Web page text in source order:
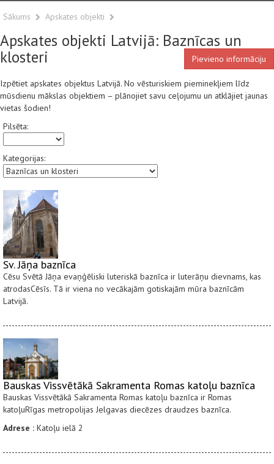
Sākums Apskates objekti
Apskates objekti Latvijā: Baznīcas un
klosteri
Pievieno informāciju
Izpētiet apskates objektus Latvijā. No vēsturiskiem pieminekļiem līdz
mūsdienu mākslas objektiem – plānojiet savu ceļojumu un atklājiet jaunas
vietas šodien!
Pilsēta:
Kategorijas:
Sv. Jāņa baznīca
Cēsu Svētā Jāņa evaņģēliski luteriskā baznīca ir luterāņu dievnams, kas
atrodasCēsīs. Tā ir viena no vecākajām gotiskajām mūra baznīcām
Latvijā.
Bauskas Vissvētākā Sakramenta Romas katoļu baznīca
Bauskas Vissvētākā Sakramenta Romas katoļu baznīca ir Romas
katoļuRīgas metropolijas Jelgavas diecēzes draudzes baznīca.
Adrese : Katoļu ielā 2